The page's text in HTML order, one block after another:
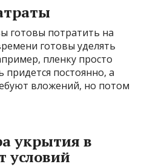
готовы потратить на
готовы уделять
пленку просто
придется постоянно, а
вложений, но потом
укрытия в
условий